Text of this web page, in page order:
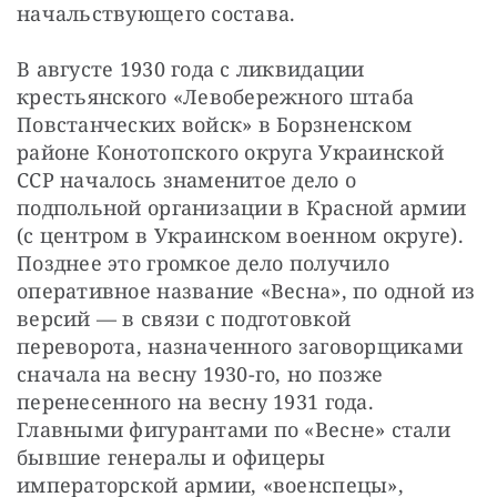
начальствующего состава.
В августе 1930 года с ликвидации
крестьянского «Левобережного штаба
Повстанческих войск» в Борзненском
районе Конотопского округа Украинской
ССР началось знаменитое дело о
подпольной организации в Красной армии
(с центром в Украинском военном округе).
Позднее это громкое дело получило
оперативное название «Весна», по одной из
версий — в связи с подготовкой
переворота, назначенного заговорщиками
сначала на весну 1930-го, но позже
перенесенного на весну 1931 года.
Главными фигурантами по «Весне» стали
бывшие генералы и офицеры
императорской армии, «военспецы»,